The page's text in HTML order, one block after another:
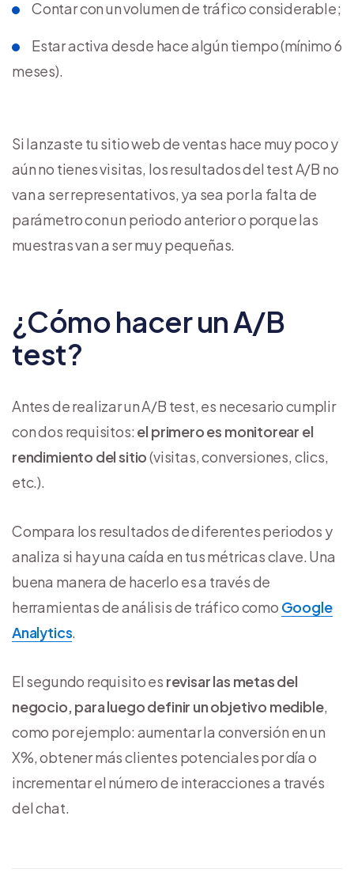
Contar con un volumen de tráfico considerable;
Estar activa desde hace algún tiempo (mínimo 6
meses).
Si lanzaste tu sitio web de ventas hace muy poco y
aún no tienes visitas, los resultados del test A/B no
van a ser representativos, ya sea por la falta de
parámetro con un periodo anterior o porque las
muestras van a ser muy pequeñas.
¿Cómo hacer un A/B
test?
Antes de realizar un A/B test, es necesario cumplir
con dos requisitos: el primero es monitorear el
rendimiento del sitio(visitas, conversiones, clics,
etc.).
Compara los resultados de diferentes periodos y
analiza si hay una caída en tus métricas clave. Una
buena manera de hacerlo es a través de
herramientas de análisis de tráfico como Google
Analytics.
El segundo requisito es revisar las metas del
negocio, para luego definir un objetivo medible,
como por ejemplo: aumentar la conversión en un
X%, obtener más clientes potenciales por día o
incrementar el número de interacciones a través
del chat.